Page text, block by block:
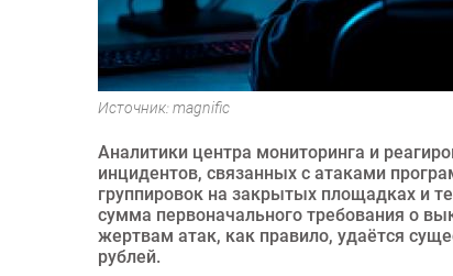
Источник: magnific
Аналитики центра мониторинга и
инцидентов, связанных с атаками
группировок на закрытых площадках и
сумма первоначального требования о
жертвам атак, как правило, удаётся
рублей.